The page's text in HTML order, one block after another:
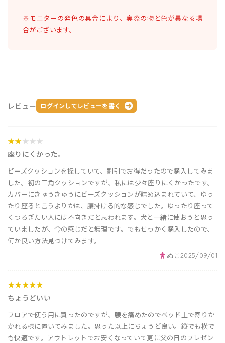
※モニターの発色の具合により、実際の物と色が異なる場
合がございます。
レビュー ログインしてレビューを書く
座りにくかった。
★★★★★
ビーズクッションを探していて、割引でお得だったので購入してみま
した。初の三角クッションですが、私には少々座りにくかったです。
カバーにきゅうきゅうにビーズクッションが詰め込まれていて、ゆっ
たり座ると言うよりかは、腰掛ける的な感じでした。ゆったり座って
くつろぎたい人には不向きだと思われます。犬と一緒に使おうと思っ
ていましたが、今の感じだと無理です。でもせっかく購入したので、
何か良い方法見つけてみます。
ぬこ2025/09/01
ちょうどいい
★★★★★
フロアで使う用に買ったのですが、腰を痛めたのでベッド上で寄りか
かれる様に置いてみました。思った以上にちょうど良い。縦でも横で
も快適です。アウトレットでお安くなっていて更に父の日のプレゼン